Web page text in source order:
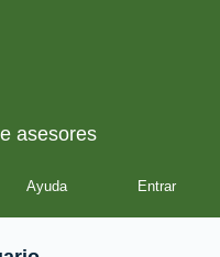
asesores
Ayuda